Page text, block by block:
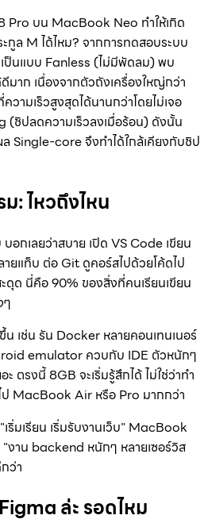
Pro บน MacBook Neo ทำให้เกิด
กูล M ได้ไหม? จากการทดสอบระบบ
ป็นแบบ Fanless (ไม่มีพัดลม) พบ
มาก เนื่องจากตัวถังเครื่องใหญ่กว่า
วามเร็วสูงสุดได้นานกว่าโดยไม่เจอ
ปลดความเร็วลงเมื่อร้อน) ดังนั้น
Single-core จึงทำได้ใกล้เคียงกับชิป
: ไหวถึงไหน
อกเลยว่าสบาย เปิด VS Code เขียน
ายแท็บ ต่อ Git ดูคอร์สไปด้วยโค้ดไป
ดุด นี่คือ 90% ของสิ่งที่คนเรียนเขียน
ๆ
เช่น รัน Docker หลายคอนเทนเนอร์
emulator ควบกับ IDE ตัวหนักๆ
ตรงนี้ 8GB จะเริ่มรู้สึกได้ ไม่ใช่ว่าทำ
MacBook Air หรือ Pro มากกว่า
ริ่มเรียน เริ่มรับงานเว็บ" MacBook
งาน backend หนักๆ หลายเซอร์วิส
ว่า
ล่ะ รอดไหม